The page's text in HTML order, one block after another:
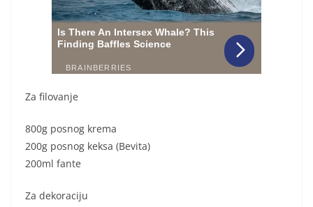
Za filovanje
800g posnog krema
200g posnog keksa (Bevita)
200ml fante
Za dekoraciju